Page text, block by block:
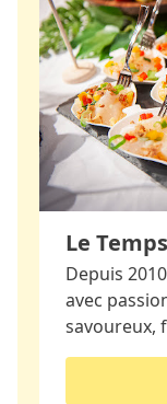
Le
Depuis
avec
savoureux,